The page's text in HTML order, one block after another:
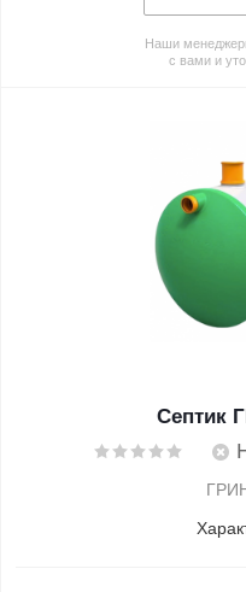
Наши
с вами и
Септик